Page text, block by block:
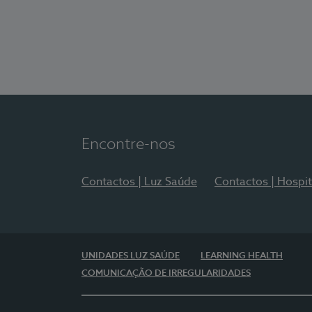
Encontre-nos
Contactos | Luz Saúde Contactos |
UNIDADES LUZ SAÚDE
LEARNING HEALTH
COMUNICAÇÃO DE IRREGULARIDADES